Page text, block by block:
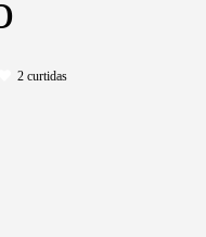
2curtidas